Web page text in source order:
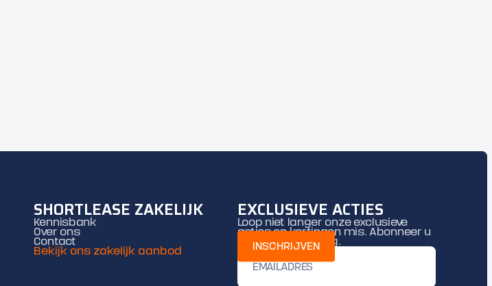
SHORTLEASE ZAKELIJK
Kennisbank
Over ons
Contact
Bekijk ons zakelijk aanbod
EXCLUSIEVE ACTIES
Loop niet langer onze exclusieve
acties en kortingen mis. Abonneer u
nu op onze mailing.